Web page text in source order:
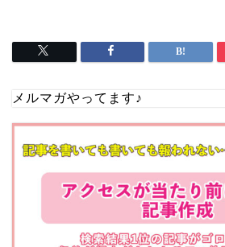
メルマガやってます♪